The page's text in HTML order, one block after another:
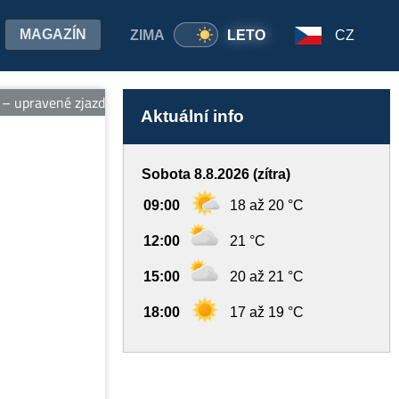
ZIMA LETO
MAGAZÍN CZ
zjazdovky, vleky, ubytovanie pri svahu, wellness a
Aktuální info
Sobota 8.8.2026 (zítra)
09:00 18 až 20 °C
12:00 21 °C
15:00 20 až 21 °C
18:00 17 až 19 °C